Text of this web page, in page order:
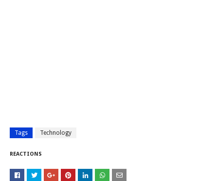
Tags Technology
REACTIONS